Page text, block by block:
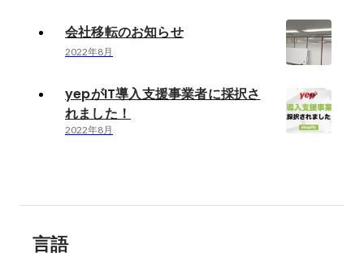
会社移転のお知らせ
2022年8月
yepがIT導入支援事業者に採択さ
れました！
2022年8月
言語